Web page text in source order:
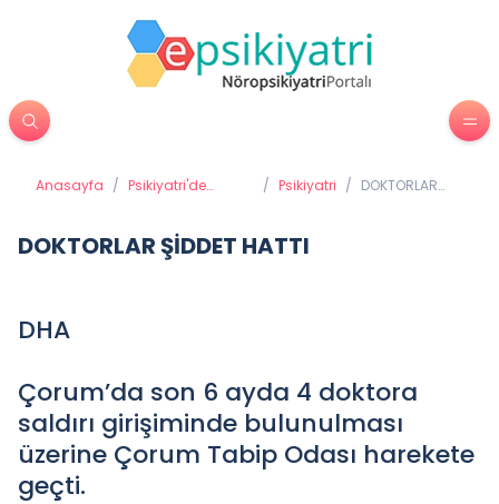
Anasayfa / Psikiyatri'de
/ Psikiyatri / DOKTORLAR
DOKTORLAR ŞİDDET HATTI
DHA
Çorum’da son 6 ayda 4 doktora
saldırı girişiminde bulunulması
üzerine Çorum Tabip Odası harekete
geçti.